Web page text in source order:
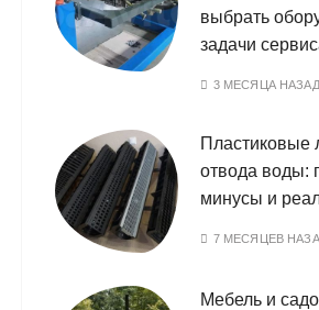
выбрать
задачи
3 МЕСЯЦА НАЗАД
Пластиковые
отвода воды:
минусы и
7 МЕСЯЦЕВ
Мебель и